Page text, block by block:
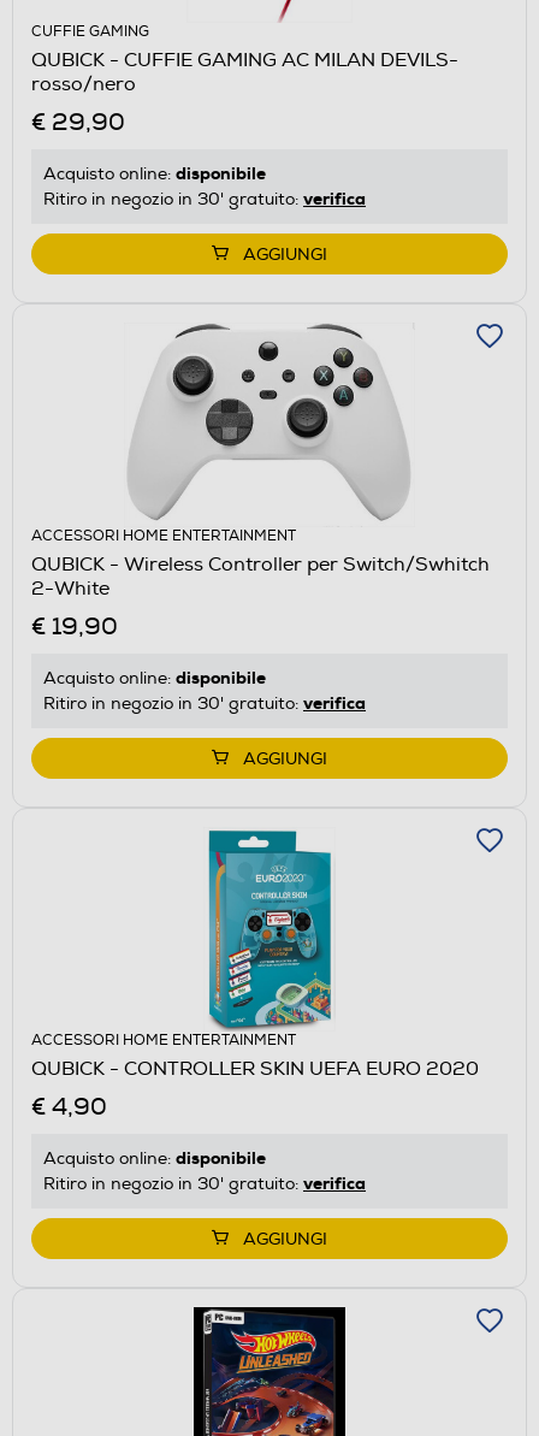
CUFFIE GAMING
QUBICK - CUFFIE GAMING AC MILAN DEVILS-
rosso/nero
€ 29,90
Acquisto online: disponibile
Ritiro in negozio in 30' gratuito: verifica
AGGIUNGI
ACCESSORI HOME ENTERTAINMENT
QUBICK - Wireless Controller per Switch/Swhitch
2-White
€ 19,90
Acquisto online: disponibile
Ritiro in negozio in 30' gratuito: verifica
AGGIUNGI
ACCESSORI HOME ENTERTAINMENT
QUBICK - CONTROLLER SKIN UEFA EURO 2020
€ 4,90
Acquisto online: disponibile
Ritiro in negozio in 30' gratuito: verifica
AGGIUNGI